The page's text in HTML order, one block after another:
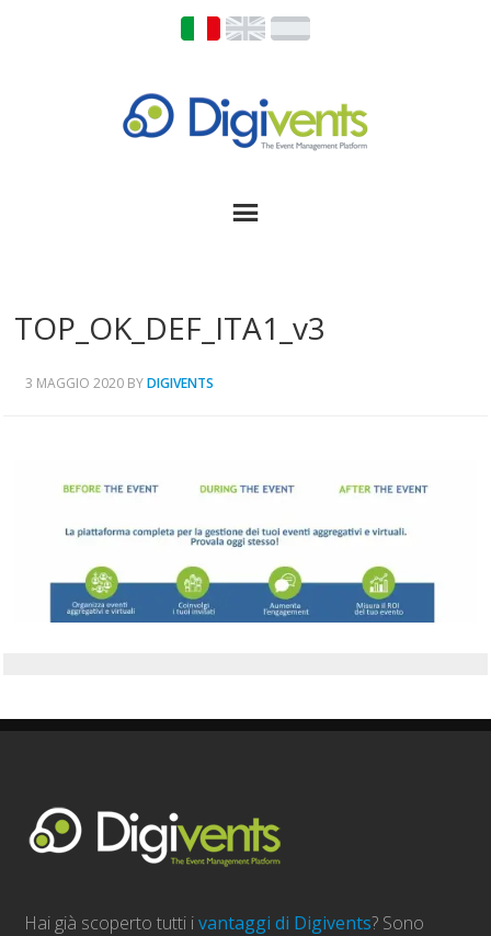
TOP_OK_DEF_ITA1_v3
3 MAGGIO 2020 BYDIGIVENTS
Hai già scoperto tutti ivantaggi di Digivents? Sono